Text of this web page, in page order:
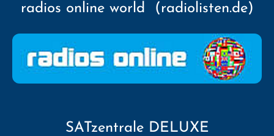
radios online world (radiolisten.de)
SATzentrale DELUXE